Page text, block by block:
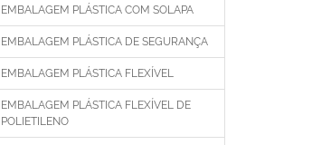
EMBALAGEM PLÁSTICA COM SOLAPA
EMBALAGEM PLÁSTICA DE SEGURANÇA
EMBALAGEM PLÁSTICA FLEXÍVEL
EMBALAGEM PLÁSTICA FLEXÍVEL DE
POLIETILENO